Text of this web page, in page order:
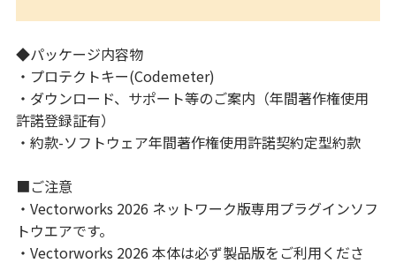
◆パッケージ内容物
・プロテクトキー(Codemeter)
・ダウンロード、サポート等のご案内（年間著作権使用
許諾登録証有）
・約款-ソフトウェア年間著作権使用許諾契約定型約款
■ご注意
・Vectorworks 2026 ネットワーク版専用プラグインソフ
トウエアです。
・Vectorworks 2026 本体は必ず製品版をご利用くださ